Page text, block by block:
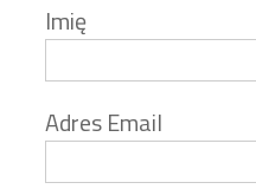
Imię
Adres Email